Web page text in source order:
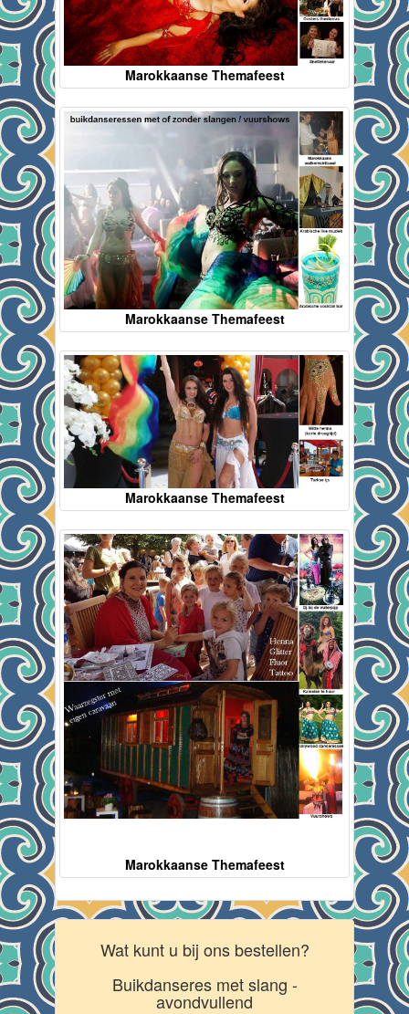
Marokkaanse Themafeest
Marokkaanse Themafeest
Marokkaanse Themafeest
Marokkaanse Themafeest
Wat kunt u bij ons bestellen?
Buikdanseres met slang -
avondvullend